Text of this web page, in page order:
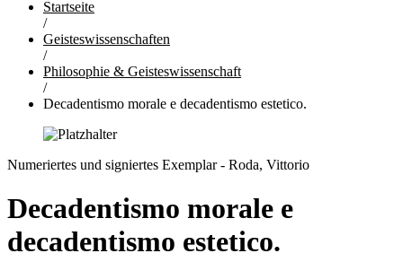
Startseite
/
Geisteswissenschaften
/
Philosophie & Geisteswissenschaft
/
Decadentismo morale e decadentismo estetico.
Numeriertes und signiertes Exemplar - Roda, Vittorio
Decadentismo morale e
decadentismo estetico.